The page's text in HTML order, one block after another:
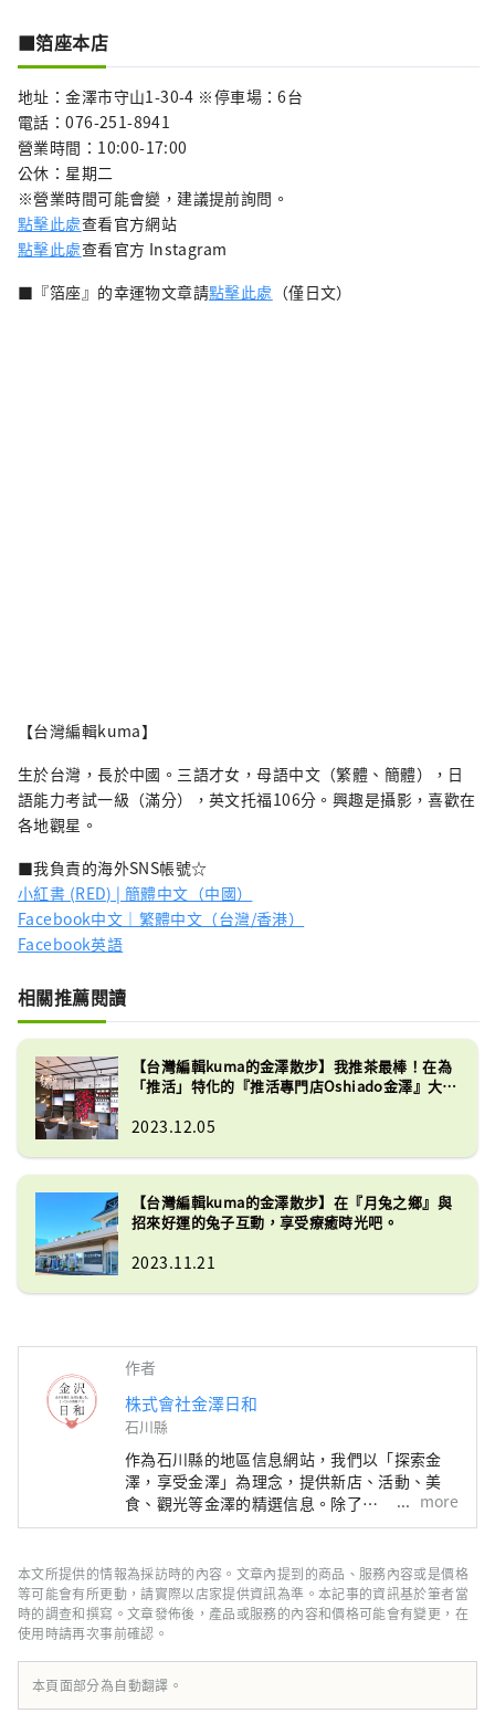
■箔座本店
地址：金澤市守山1-30-4 ※停車場：6台
電話：076-251-8941
營業時間：10:00-17:00
公休：星期二
※營業時間可能會變，建議提前詢問。
點擊此處查看官方網站
點擊此處查看官方 Instagram
■『箔座』的幸運物文章請點擊此處 （僅日文）
【台灣編輯kuma】
生於台灣，長於中國。三語才女，母語中文（繁體、簡體），日
語能力考試一級（滿分），英文托福106分。興趣是攝影，喜歡在
各地觀星。
■我負責的海外SNS帳號☆
小紅書 (RED) | 簡體中文（中國）
Facebook中文｜繁體中文（台灣/香港）
Facebook英語
相關推薦閱讀
【台灣編輯kuma的金澤散步】我推茶最棒！在為
「推活」特化的『推活專門店Oshiado金澤』大優
2023.12.05
【台灣編輯kuma的金澤散步】在『月兔之鄉』與
招來好運的兔子互動，享受療癒時光吧。
2023.11.21
作者
株式會社金澤日和
石川縣
作為石川縣的地區信息網站，我們以「探索金
澤，享受金澤」為理念，提供新店、活動、美
食、觀光等金澤的精選信息。除了
「SmartNews」、「goo news」等日本國內媒
等海外媒體合作，向世界廣泛傳播石川縣的魅
力。
more
本文所提供的情報為採訪時的內容。文章內提到的商品、服務內容或是價格
等可能會有所更動，請實際以店家提供資訊為準。本記事的資訊基於筆者當
時的調查和撰寫。文章發佈後，產品或服務的內容和價格可能會有變更，在
使用時請再次事前確認。
本頁面部分為自動翻譯。